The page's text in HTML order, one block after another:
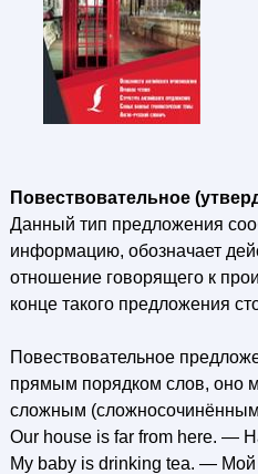
Повествовательное
Данный тип предложения
информацию, обозначает
отношение говорящего к
конце такого предложения
Повествовательное
прямым порядком слов, оно
сложным
Our house is far from here. —
Му baby is drinking tea. — Мой